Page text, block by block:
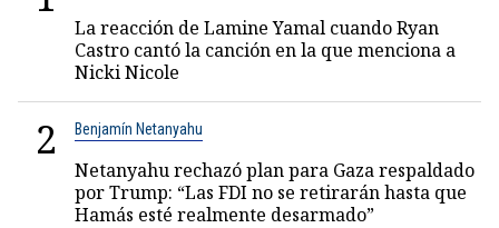
La reacción de Lamine Yamal cuando Ryan
Castro cantó la canción en la que menciona a
Nicki Nicole
2 Benjamín Netanyahu
Netanyahu rechazó plan para Gaza respaldado
por Trump: “Las FDI no se retirarán hasta que
Hamás esté realmente desarmado”